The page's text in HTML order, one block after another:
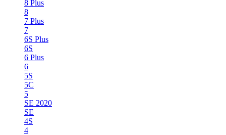
8 Plus
8
7 Plus
7
6S Plus
6S
6 Plus
6
5S
5C
5
SE 2020
SE
4S
4